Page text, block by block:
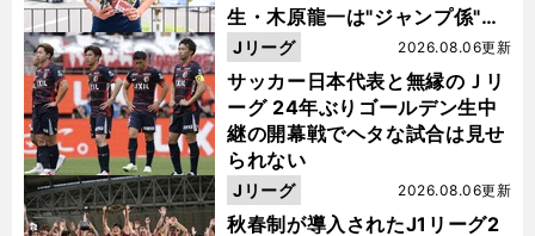
生・木原龍一は"ジャンプ係"だ
った
サッカー日本代表と無縁のＪリ
ーグ 24年ぶりゴールデン生中
継の開幕戦でヘタな試合は見せ
られない
2026.08.06更新
Jリーグ
秋春制が導入されたJ1リーグ2
2026.08.06更新
Jリーグ